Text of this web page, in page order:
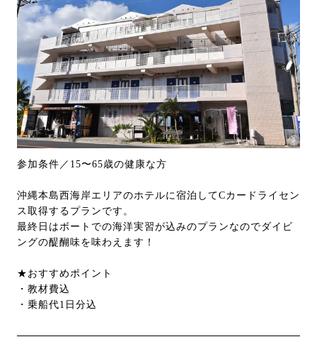
参加条件／15〜65歳の健康な方
沖縄本島西海岸エリアのホテルに宿泊してCカードライセン
ス取得するプランです。
最終日はボートでの海洋実習が込みのプランなのでダイビ
ングの醍醐味を味わえます！
★おすすめポイント
・教材費込
・乗船代1日分込